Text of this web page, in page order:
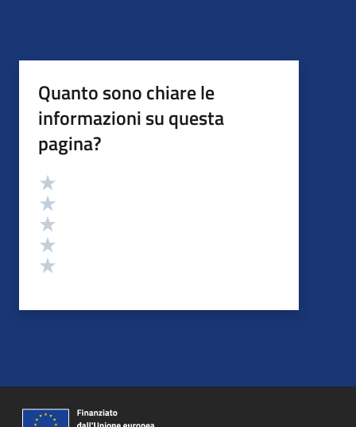
Quanto sono chiare le
informazioni su questa
pagina?
Valutazione